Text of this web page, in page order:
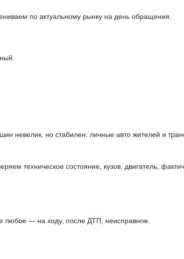
по актуальному рынку на день обращения.
невелик, но стабилен: личные авто жителей и
техническое состояние, кузов, двигатель,
любое — на ходу, после ДТП, неисправное.